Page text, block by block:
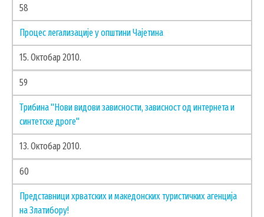
58
Процес легализације у општини Чајетина
15. Октобар 2010.
59
Трибина "Нови видови зависности, зависност од интернета и
синтетске дроге"
13. Октобар 2010.
60
Представници хрватских и македонских туристичких агенција
на Златибору!